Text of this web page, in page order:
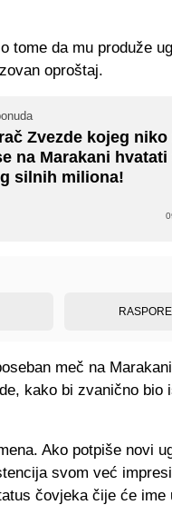
tome da mu produže
oproštaj.
Zvezde kojeg niko
na Marakani hvatati
silnih miliona!
meč na
kako bi zvanično bio
Ako potpiše novi
svom već
čovjeka čije će ime